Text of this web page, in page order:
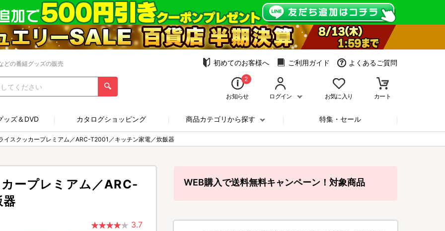
どの番組グッズの販売 初めてのお客様へ ご利用ガイド よくあるご質問
2
お知らせ ログイン お気に入り カート
ッズ＆DVD カタログショッピング 商品カテゴリから探す 特集・セール
イスクッカープレミアム／ARC-T2001／キッチン家電／炊飯器
ープレミアム／ARC-
器
3.7
WEB購入で送料無料キャンペーン！対象商品